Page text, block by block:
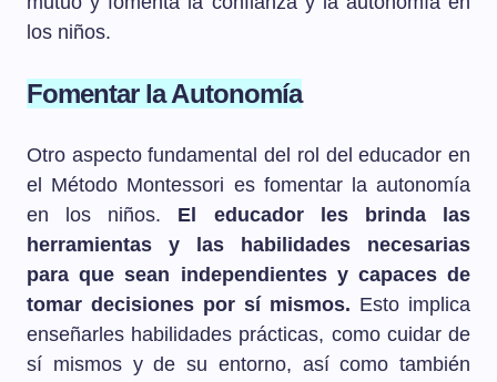
los niños.
Fomentar la Autonomía
Otro aspecto fundamental del rol del educador en
el Método Montessori es fomentar la autonomía
en los niños. El educador les brinda las
herramientas y las habilidades necesarias
para que sean independientes y capaces de
tomar decisiones por sí mismos. Esto implica
enseñarles habilidades prácticas, como cuidar de
sí mismos y de su entorno, así como también